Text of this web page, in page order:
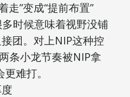
走”变成“提前布置”
时候意味着视野没铺
团。对上NIP这种控
条小龙节奏被NIP拿
难打。